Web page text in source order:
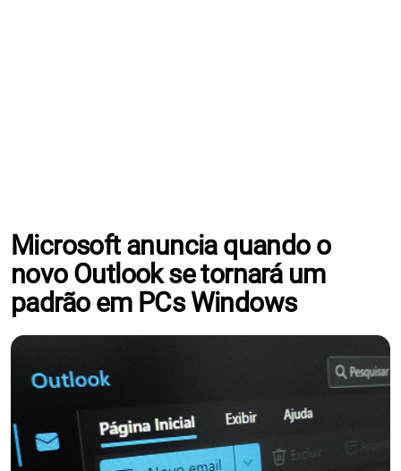
Microsoft anuncia quando o
novo Outlook se tornará um
padrão em PCs Windows